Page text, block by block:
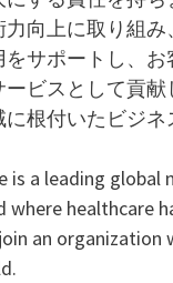
向上に取り組
サポートし、
ービスとして貢
根付いたビジネ
is a leading
where healthcare
an organization